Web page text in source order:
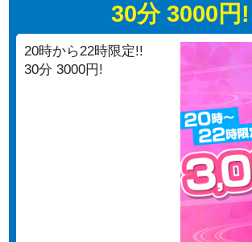
30分 3000円!
20時から22時限定!!
30分 3000円!